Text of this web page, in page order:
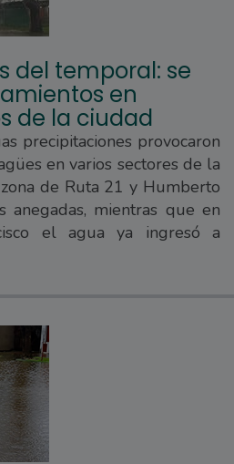
del temporal: se
en
de la ciudad
precipitaciones provocaron
en varios sectores de la
de Ruta 21 y Humberto
anegadas, mientras que en
el agua ya ingresó a